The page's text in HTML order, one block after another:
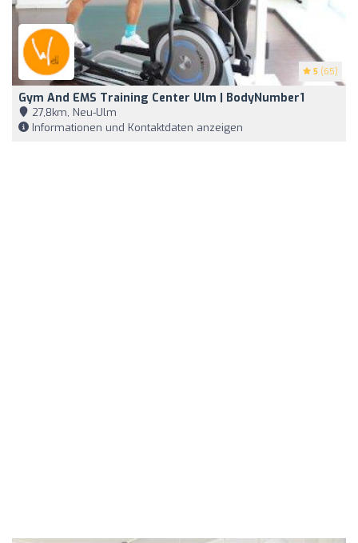
5 (65)
Gym And EMS Training Center Ulm | BodyNumber1
27,8km, Neu-Ulm
Informationen und Kontaktdaten anzeigen